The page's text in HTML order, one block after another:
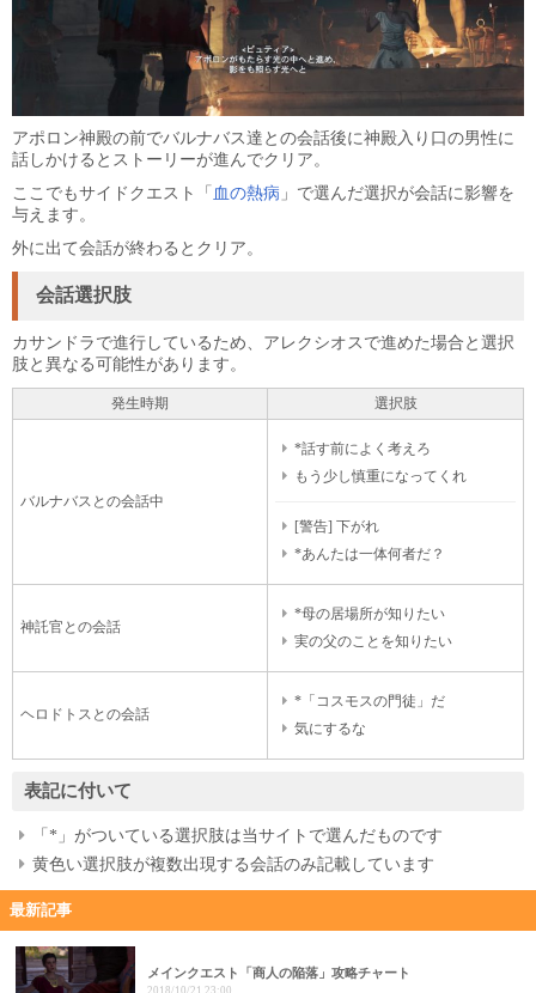
アポロン神殿の前でバルナバス達との会話後に神殿入り口の男性に
話しかけるとストーリーが進んでクリア。
ここでもサイドクエスト「 血の熱病 」で選んだ選択が会話に影響を
与えます。
外に出て会話が終わるとクリア。
会話選択肢
カサンドラで進行しているため、アレクシオスで進めた場合と選択
肢と異なる可能性があります。
発生時期 選択肢
バルナバスとの会話中
*話す前によく考えろ
もう少し慎重になってくれ
[警告] 下がれ
*あんたは一体何者だ？
神託官との会話
*母の居場所が知りたい
実の父のことを知りたい
ヘロドトスとの会話
*「コスモスの門徒」だ
気にするな
表記に付いて
「*」がついている選択肢は当サイトで選んだものです
黄色い選択肢が複数出現する会話のみ記載しています
最新記事
メインクエスト「商人の陥落」攻略チャート